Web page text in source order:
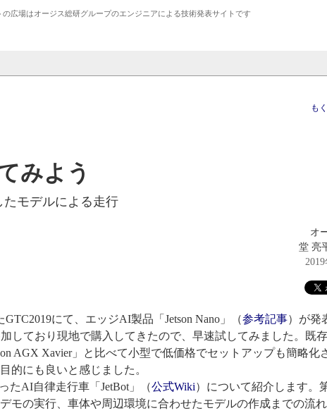
の広場はオージス総研グループのエンジニアによる技術発表サイトです
も
みよう
モデルによる走行
オ
堂 亮
にて、エッジAI製品「Jetson Nano」（参考記事）が発
しており現地で購入してきたので、早速試してみました。既存
AGX Xavier」と比べて小型で低価格でセットアップも簡略化
的にも良いと感じました。
たAI自律走行車「JetBot」（公式Wiki）について紹介します。
モの実行、車体や周辺環境に合わせたモデルの作成までの流